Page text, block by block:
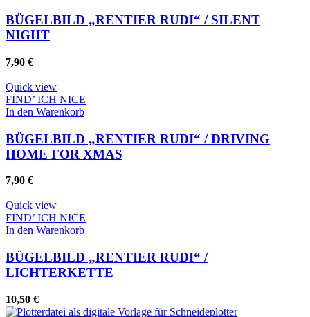
BÜGELBILD „RENTIER RUDI“ / SILENT
NIGHT
7,90 €
Quick view
FIND’ ICH NICE
In den Warenkorb
BÜGELBILD „RENTIER RUDI“ / DRIVING
HOME FOR XMAS
7,90 €
Quick view
FIND’ ICH NICE
In den Warenkorb
BÜGELBILD „RENTIER RUDI“ /
LICHTERKETTE
10,50 €